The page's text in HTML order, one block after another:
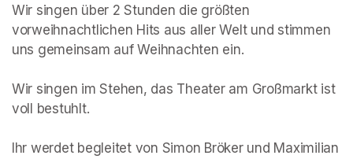
Wir singen über 2 Stunden die größten
vorweihnachtlichen Hits aus aller Welt und stimmen
uns gemeinsam auf Weihnachten ein.
Wir singen im Stehen, das Theater am Großmarkt ist
voll bestuhlt.
Ihr werdet begleitet von Simon Bröker und Maximilian